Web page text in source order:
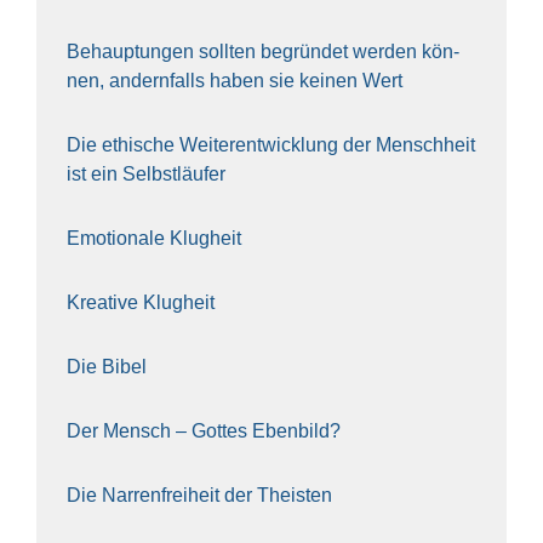
Behaup­tun­gen soll­ten begrün­det wer­den kön­
nen, andern­falls haben sie kei­nen Wert
Die ethi­sche Wei­ter­ent­wick­lung der Mensch­heit
ist ein Selbst­läu­fer
Emo­tio­na­le Klug­heit
Krea­ti­ve Klug­heit
Die Bibel
Der Mensch – Got­tes Eben­bild?
Die Nar­ren­frei­heit der The­is­ten